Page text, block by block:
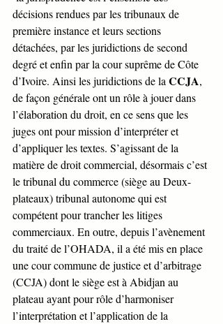
décisions rendues par les tribunaux de
première instance et leurs sections
détachées, par les juridictions de second
degré et enfin par la cour suprême de Côte
d’Ivoire. Ainsi les juridictions de la CCJA,
de façon générale ont un rôle à jouer dans
l’élaboration du droit, en ce sens que les
juges ont pour mission d’interpréter et
d’appliquer les textes. S’agissant de la
matière de droit commercial, désormais c’est
le tribunal du commerce (siège au Deux-
plateaux) tribunal autonome qui est
compétent pour trancher les litiges
commerciaux. En outre, depuis l’avènement
du traité de l’OHADA, il a été mis en place
une cour commune de justice et d’arbitrage
(CCJA) dont le siège est à Abidjan au
plateau ayant pour rôle d’harmoniser
l’interprétation et l’application de la